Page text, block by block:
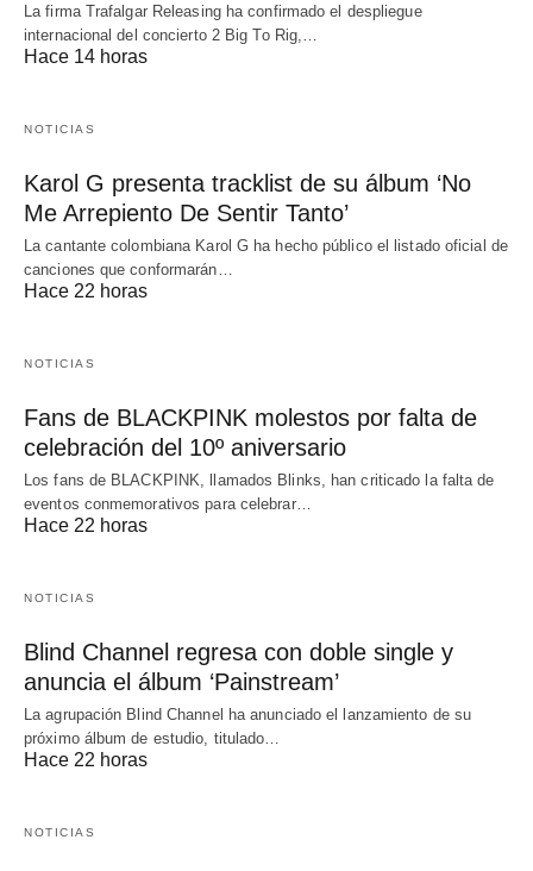
La firma Trafalgar Releasing ha confirmado el despliegue
internacional del concierto 2 Big To Rig,…
Hace 14 horas
NOTICIAS
Karol G presenta tracklist de su álbum ‘No
Me Arrepiento De Sentir Tanto’
La cantante colombiana Karol G ha hecho público el listado oficial de
canciones que conformarán…
Hace 22 horas
NOTICIAS
Fans de BLACKPINK molestos por falta de
celebración del 10º aniversario
Los fans de BLACKPINK, llamados Blinks, han criticado la falta de
eventos conmemorativos para celebrar…
Hace 22 horas
NOTICIAS
Blind Channel regresa con doble single y
anuncia el álbum ‘Painstream’
La agrupación Blind Channel ha anunciado el lanzamiento de su
próximo álbum de estudio, titulado…
Hace 22 horas
NOTICIAS